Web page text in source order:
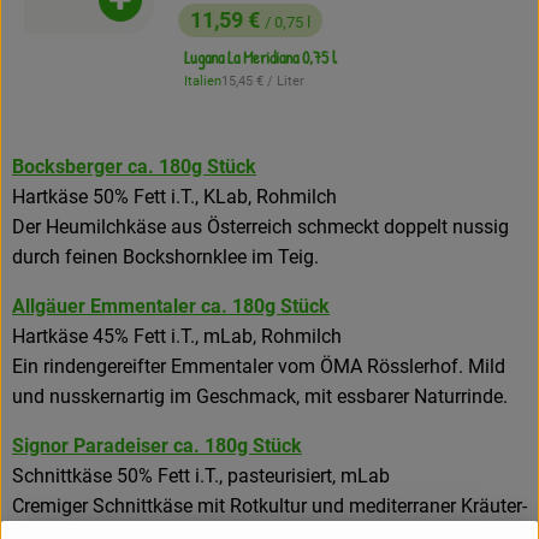
Produkt zum Warenkorb hinzufügen
, Preis:
11,59 € / 0,75 l
Lugana La Meridiana 0,75 l
, Referenzpreis:
15,45 €/ Liter
Bocksberger ca. 180g Stück
Hartkäse 50% Fett i.T., KLab, Rohmilch
Der Heumilchkäse aus Österreich schmeckt doppelt nussig
durch feinen Bockshornklee im Teig.
Allgäuer Emmentaler ca. 180g Stück
Hartkäse 45% Fett i.T., mLab, Rohmilch
Ein rindengereifter Emmentaler vom ÖMA Rösslerhof. Mild
und nusskernartig im Geschmack, mit essbarer Naturrinde.
Signor Paradeiser ca. 180g Stück
Schnittkäse 50% Fett i.T., pasteurisiert, mLab
Cremiger Schnittkäse mit Rotkultur und mediterraner Kräuter-